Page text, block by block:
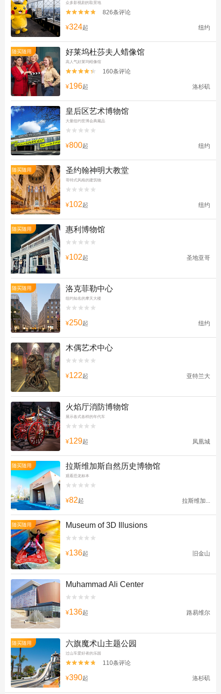
众多影视剧的取景地

 826条评论
¥324起 纽约
随买随用 好莱坞杜莎夫人蜡像馆
高人气好莱坞蜡像馆

 160条评论
¥196起 洛杉矶
皇后区艺术博物馆
大量纽约世博会典藏品


¥800起 纽约
随买随用 圣约翰神明大教堂
哥特式风格的建筑物


¥102起 纽约
随买随用 惠利博物馆


¥102起 圣地亚哥
随买随用 洛克菲勒中心
纽约知名的摩天大楼


¥250起 纽约
木偶艺术中心


¥122起 亚特兰大
火焰厅消防博物馆
展示各式各样的年代车


¥129起 凤凰城
随买随用 拉斯维加斯自然历史博物馆
观看恐龙标本


¥82起 拉斯维加...
随买随用 Museum of 3D Illusions


¥136起 旧金山
Muhammad Ali Center


¥136起 路易维尔
随买随用 六旗魔术山主题公园
过山车爱好者的乐园

 110条评论
¥390起 洛杉矶